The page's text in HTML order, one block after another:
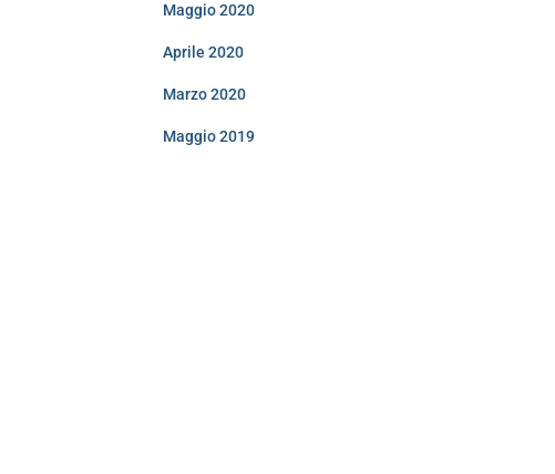
Maggio 2020
Aprile 2020
Marzo 2020
Maggio 2019